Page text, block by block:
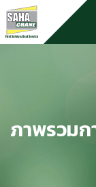
ภาพรวม